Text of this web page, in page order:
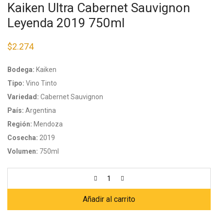
Kaiken Ultra Cabernet Sauvignon
Leyenda 2019 750ml
$2.274
Bodega: Kaiken
Tipo: Vino Tinto
Variedad: Cabernet Sauvignon
País: Argentina
Región: Mendoza
Cosecha: 2019
Volumen: 750ml
Añadir al carrito